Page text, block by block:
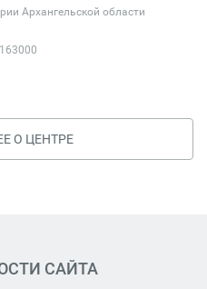
Архангельской области
О ЦЕНТРЕ
САЙТА